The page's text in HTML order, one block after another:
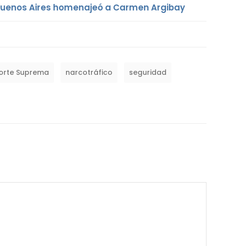
Aires homenajeó a Carmen Argibay
Suprema narcotráfico seguridad